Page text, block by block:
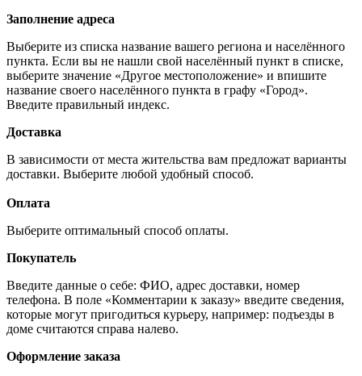
Заполнение адреса
Выберите из списка название вашего региона и населённого
пункта. Если вы не нашли свой населённый пункт в списке,
выберите значение «Другое местоположение» и впишите
название своего населённого пункта в графу «Город».
Введите правильный индекс.
Доставка
В зависимости от места жительства вам предложат варианты
доставки. Выберите любой удобный способ.
Оплата
Выберите оптимальный способ оплаты.
Покупатель
Введите данные о себе: ФИО, адрес доставки, номер
телефона. В поле «Комментарии к заказу» введите сведения,
которые могут пригодиться курьеру, например: подъезды в
доме считаются справа налево.
Оформление заказа